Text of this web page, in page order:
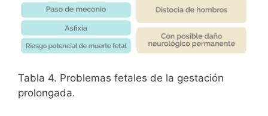
Tabla 4. Problemas fetales de la gestación
prolongada.